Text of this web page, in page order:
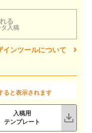
る
入稿
インツールについて
ると表示されます
入稿用
テンプレート